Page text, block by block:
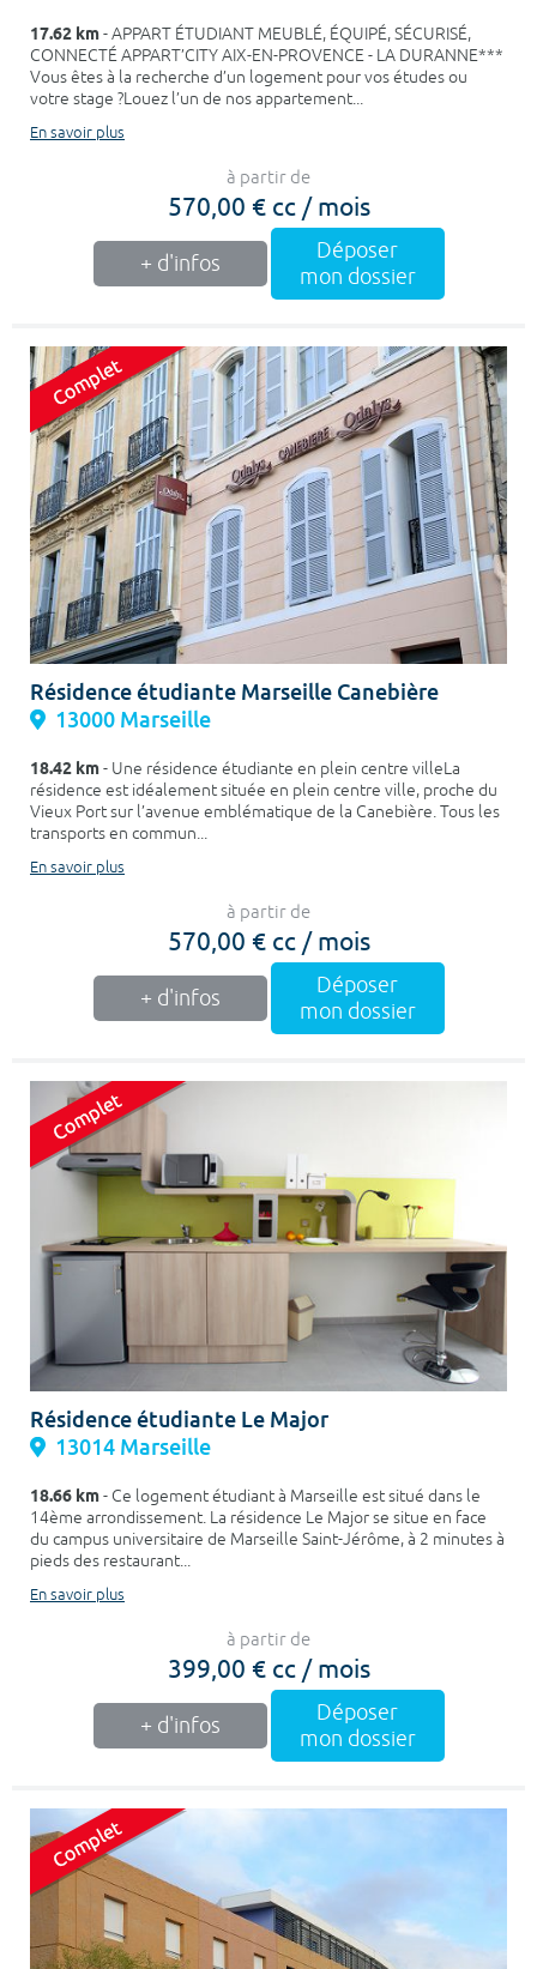
17.62 km- APPART ÉTUDIANT MEUBLÉ, ÉQUIPÉ, SÉCURISÉ,
CONNECTÉ APPART’CITY AIX-EN-PROVENCE - LA DURANNE***
Vous êtes à la recherche d’un logement pour vos études ou
votre stage ?Louez l’un de nos appartement...
En savoir plus
à partir de
570,00 € cc / mois
+ d'infos
Déposer
mon dossier
Résidence étudiante Marseille Canebière
13000 Marseille
18.42 km- Une résidence étudiante en plein centre villeLa
résidence est idéalement située en plein centre ville, proche du
Vieux Port sur l’avenue emblématique de la Canebière. Tous les
transports en commun...
En savoir plus
à partir de
570,00 € cc / mois
+ d'infos
Déposer
mon dossier
Résidence étudiante Le Major
13014 Marseille
18.66 km- Ce logement étudiant à Marseille est situé dans le
14ème arrondissement. La résidence Le Major se situe en face
du campus universitaire de Marseille Saint-Jérôme, à 2 minutes à
pieds des restaurant...
En savoir plus
à partir de
399,00 € cc / mois
+ d'infos
Déposer
mon dossier